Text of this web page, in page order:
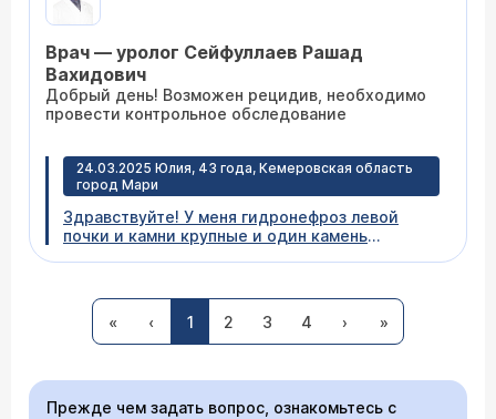
счет лоханки 26 мм Креатенин 70 Давящие,
участились. Допустимы ли подобные
симптомы спустя 5 месяцев после операции?
Или это может быть подозрение на рецидив?
Врач — уролог Сейфуллаев Рашад
Вахидович
Добрый день! Возможен рецидив, необходимо
провести контрольное обследование
24.03.2025 Юлия, 43 года, Кемеровская область
город Мари
Здравствуйте! У меня гидронефроз левой
почки и камни крупные и один камень
сделать её бесплатно по полюсу ОМС или
квоте ? Спасибо
Врач — уролог Сейфуллаев Рашад
после чего можно будет выбрать метод
« ‹ 1 2 3 4 › »
Прежде чем задать вопрос, ознакомьтесь с